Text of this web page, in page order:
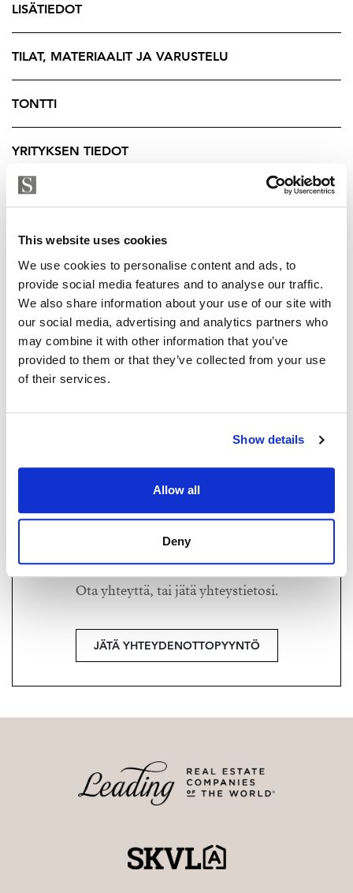
This website uses cookies
We use cookies to personalise content and ads, to
provide social media features and to analyse our traffic.
We also share information about your use of our site with
our social media, advertising and analytics partners who
may combine it with other information that you’ve
provided to them or that they’ve collected from your use
of their services.
Show details
Allow all
Deny
maarit@strand.fi
Strand Properties Brand Partner,
Maarit Ritari LKV | 3021022-8
Haluatko lisätietoja?
Ota yhteyttä, tai jätä yhteystietosi.
JÄTÄ YHTEYDENOTTOPYYNTÖ
Tilava mökki on suunniteltu mukavuus ja
käytännöllisyys edellä: hyvät oleskelutilat, hyvin
varusteltu keittiö, useita makuupaikkoja sekä sauna ja
terassin poreamme takaavat onnistuneen loman niin
Tartu tilaisuuteen ja hanki oman mökkisi Suomen
suosituimpiin matkailukohteisiin kuuluvasta
Himoksesta.
Maarit Ritari
Strand Properties Brand Partner
0405897299 - maarit@strand.fi
LISÄTIEDOT
TILAT, MATERIAALIT JA VARUSTELU
TONTTI
YRITYKSEN TIEDOT